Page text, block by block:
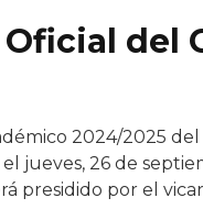
del
2024/2025
jueves, 26 de
presidido por el